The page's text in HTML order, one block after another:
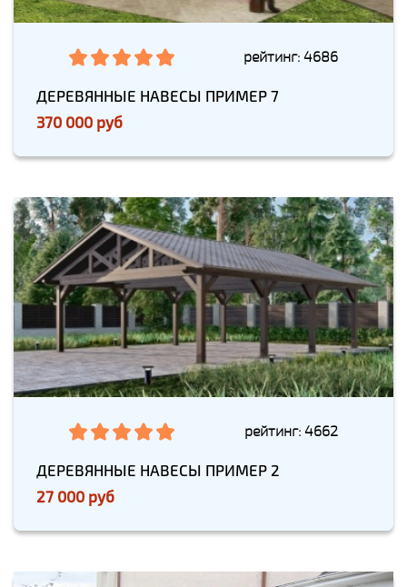
рейтинг: 4686
ДЕРЕВЯННЫЕ НАВЕСЫ ПРИМЕР 7
370 000 руб
рейтинг: 4662
ДЕРЕВЯННЫЕ НАВЕСЫ ПРИМЕР 2
27 000 руб